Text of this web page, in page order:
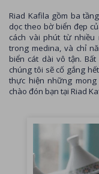
Riad Kafila gồm ba
dọc theo bờ biển đẹp
cách vài phút từ
trong medina, và chỉ
biển cát dài vô tận.
chúng tôi sẽ cố gắng
thực hiện những
chào đón bạn tại Riad